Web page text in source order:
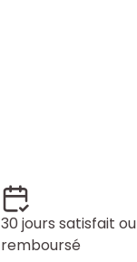
30 jours satisfait ou
remboursé